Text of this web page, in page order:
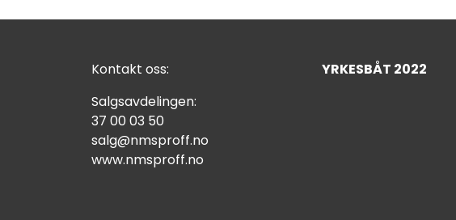
Kontakt oss:
Salgsavdelingen:
37 00 03 50
salg@nmsproff.no
www.nmsproff.no
YRKESBÅT 2022